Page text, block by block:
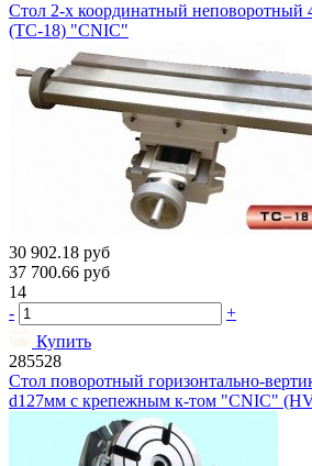
Стол 2-х координатный неповоротный
(ТС-18) "CNIC"
30 902.18 руб
37 700.66 руб
14
-
+
Купить
285528
Стол поворотный горизонтально-
d127мм с крепежным к-том "CNIC"